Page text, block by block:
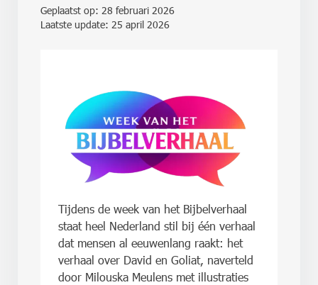
Geplaatst op: 28 februari 2026
Laatste update: 25 april 2026
Tijdens de week van het Bijbelverhaal
staat heel Nederland stil bij één verhaal
dat mensen al eeuwenlang raakt: het
verhaal over David en Goliat, naverteld
door Milouska Meulens met illustraties